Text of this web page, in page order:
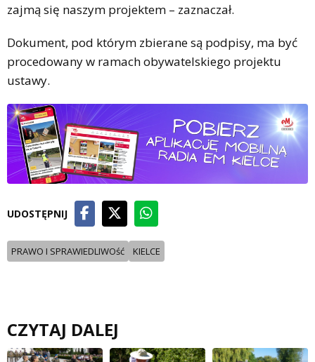
zajmą się naszym projektem – zaznaczał.
Dokument, pod którym zbierane są podpisy, ma być
procedowany w ramach obywatelskiego projektu
ustawy.
UDOSTĘPNIJ
PRAWO I SPRAWIEDLIWOść KIELCE
CZYTAJ DALEJ